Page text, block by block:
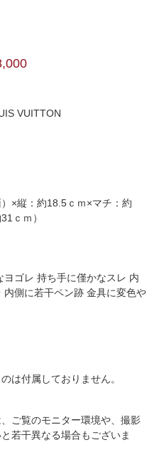
VUITTON
×縦：約18.5ｃｍ×マチ：約
ｃｍ）
ヨゴレ 持ち手に僅かなスレ 内
側に若干ペン跡 金具に変色や
は付属しておりません。
ご覧のモニター環境や、撮影
若干異なる場合もございま